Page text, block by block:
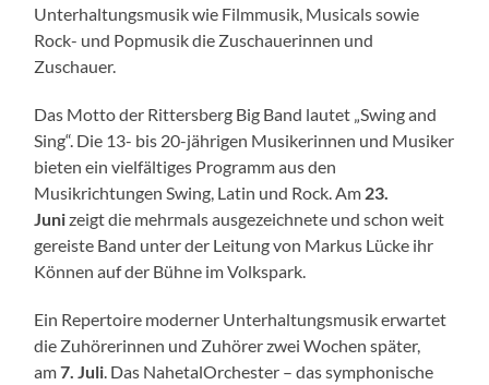
Unterhaltungsmusik wie Filmmusik, Musicals sowie
Rock- und Popmusik die Zuschauerinnen und
Zuschauer.
Das Motto der Rittersberg Big Band lautet „Swing and
Sing“. Die 13- bis 20-jährigen Musikerinnen und Musiker
bieten ein vielfältiges Programm aus den
Musikrichtungen Swing, Latin und Rock. Am 23.
Junizeigt die mehrmals ausgezeichnete und schon weit
gereiste Band unter der Leitung von Markus Lücke ihr
Können auf der Bühne im Volkspark.
Ein Repertoire moderner Unterhaltungsmusik erwartet
die Zuhörerinnen und Zuhörer zwei Wochen später,
am7. Juli. Das NahetalOrchester – das symphonische